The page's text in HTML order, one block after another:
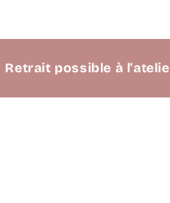
possible à l'atelier